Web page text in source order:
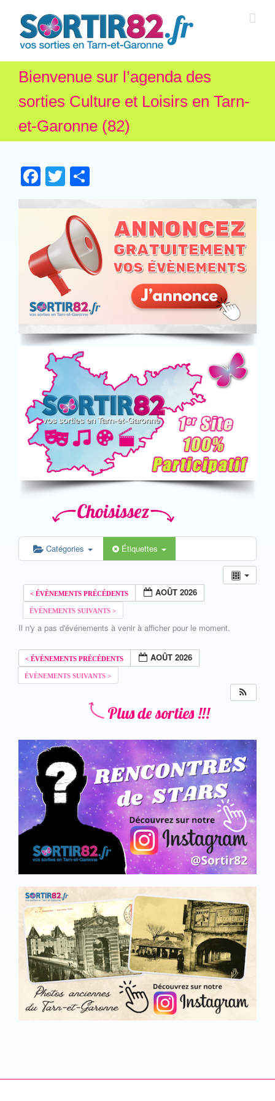
Bienvenue sur l’agenda des
sorties Culture et Loisirs en Tarn-
et-Garonne (82)
Facebook
Twitter
Catégories Étiquettes
AOÛT 2026
Il n'y a pas d'événements à venir à afficher pour le moment.
AOÛT 2026